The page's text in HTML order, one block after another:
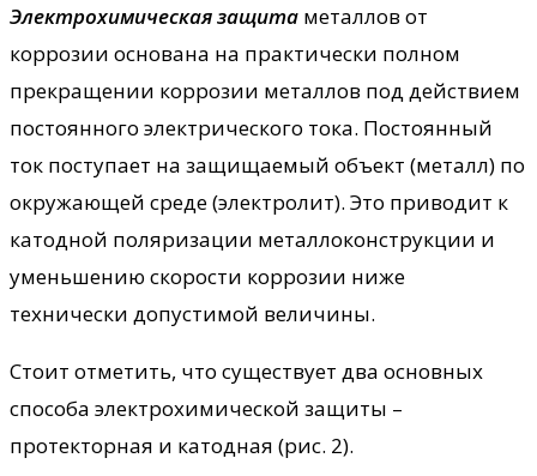
Электрохимическая защита металлов от
коррозии основана на практически полном
прекращении коррозии металлов под действием
постоянного электрического тока. Постоянный
ток поступает на защищаемый объект (металл) по
окружающей среде (электролит). Это приводит к
катодной поляризации металлоконструкции и
уменьшению скорости коррозии ниже
технически допустимой величины.
Стоит отметить, что существует два основных
способа электрохимической защиты –
протекторная и катодная (рис. 2).